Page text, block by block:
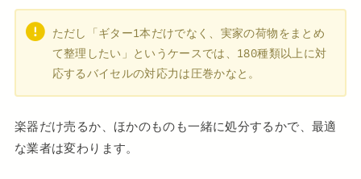
ただし「ギター1本だけでなく、実家の荷物をまとめ
て整理したい」というケースでは、180種類以上に対
応するバイセルの対応力は圧巻かなと。
楽器だけ売るか、ほかのものも一緒に処分するかで、最適
な業者は変わります。